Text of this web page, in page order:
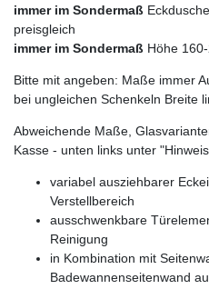
immer im Sondermaß
preisgleich
immer im Sondermaß Höhe
Bitte mit angeben: Maße immer
bei ungleichen Schenkeln Breite
Abweichende Maße,
Kasse - unten links unter
variabel ausziehbarer
Verstellbereich
ausschwenkbare
Reinigung
in Kombination mit
Badewannenseitenwand